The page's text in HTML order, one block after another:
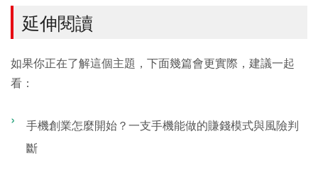
延伸閱讀
如果你正在了解這個主題，下面幾篇會更實際，建議一起
看：
手機創業怎麼開始？一支手機能做的賺錢模式與風險判
斷